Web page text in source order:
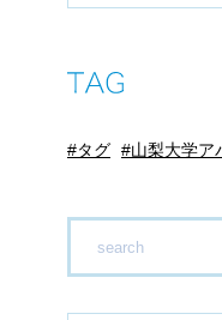
タグ 山梨大学ア